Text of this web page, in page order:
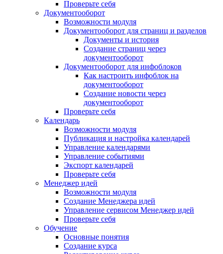
Проверьте себя
Документооборот
Возможности модуля
Документооборот для страниц и разделов
Документы и история
Создание страниц через
документооборот
Документооборот для инфоблоков
Как настроить инфоблок на
документооборот
Создание новости через
документооборот
Проверьте себя
Календарь
Возможности модуля
Публикация и настройка календарей
Управление календарями
Управление событиями
Экспорт календарей
Проверьте себя
Менеджер идей
Возможности модуля
Создание Менеджера идей
Управление сервисом Менеджер идей
Проверьте себя
Обучение
Основные понятия
Создание курса